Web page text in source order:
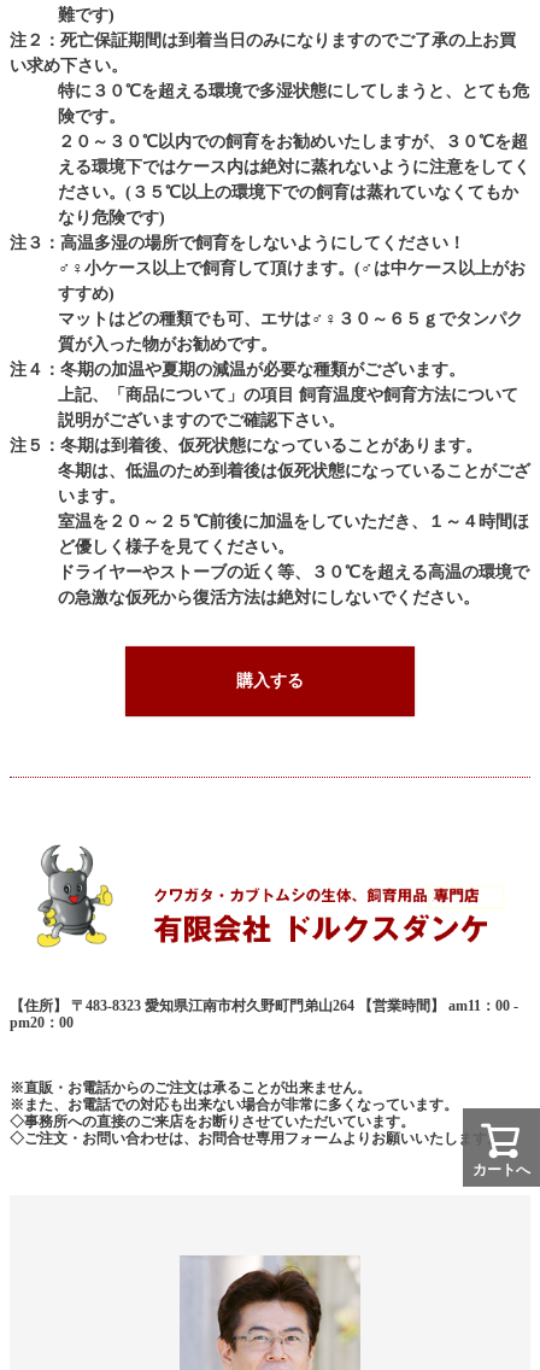
難です)
注２：死亡保証期間は到着当日のみになりますのでご了承の上お買
い求め下さい。
特に３０℃を超える環境で多湿状態にしてしまうと、とても危
険です。
２０～３０℃以内での飼育をお勧めいたしますが、３０℃を超
える環境下ではケース内は絶対に蒸れないように注意をしてく
ださい。(３５℃以上の環境下での飼育は蒸れていなくてもか
なり危険です)
注３：高温多湿の場所で飼育をしないようにしてください！
♂♀小ケース以上で飼育して頂けます。(♂は中ケース以上がお
すすめ)
マットはどの種類でも可、エサは♂♀３０～６５ｇでタンパク
質が入った物がお勧めです。
注４：冬期の加温や夏期の減温が必要な種類がございます。
上記、「商品について」の項目 飼育温度や飼育方法について
説明がございますのでご確認下さい。
注５：冬期は到着後、仮死状態になっていることがあります。
冬期は、低温のため到着後は仮死状態になっていることがござ
います。
室温を２０～２５℃前後に加温をしていただき、１～４時間ほ
ど優しく様子を見てください。
ドライヤーやストーブの近く等、３０℃を超える高温の環境で
の急激な仮死から復活方法は絶対にしないでください。
購入する
【住所】 〒483-8323 愛知県江南市村久野町門弟山264 【営業時間】 am11：00 -
pm20：00
※直販・お電話からのご注文は承ることが出来ません。
※また、お電話での対応も出来ない場合が非常に多くなっています。
◇事務所への直接のご来店をお断りさせていただいています。
◇ご注文・お問い合わせは、お問合せ専用フォームよりお願いいたします。
カートへ